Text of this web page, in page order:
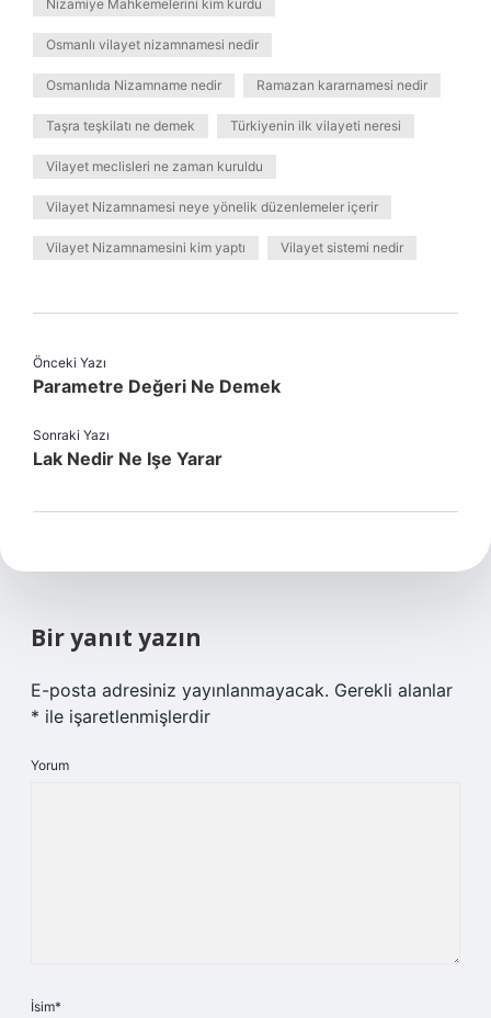
Nizamiye Mahkemelerini kim kurdu
Osmanlı vilayet nizamnamesi nedir
Osmanlıda Nizamname nedir Ramazan kararnamesi nedir
Taşra teşkilatı ne demek Türkiyenin ilk vilayeti neresi
Vilayet meclisleri ne zaman kuruldu
Vilayet Nizamnamesi neye yönelik düzenlemeler içerir
Vilayet Nizamnamesini kim yaptı Vilayet sistemi nedir
Önceki Yazı
Parametre Değeri Ne Demek
Sonraki Yazı
Lak Nedir Ne Işe Yarar
Bir yanıt yazın
E-posta adresiniz yayınlanmayacak. Gerekli alanlar
* ile işaretlenmişlerdir
Yorum
İsim*